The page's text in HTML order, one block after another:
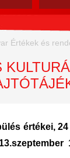
Értékek és
értékei,